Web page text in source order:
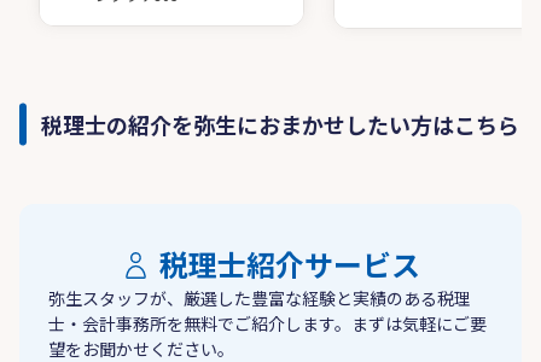
税理士の紹介を弥生におまかせしたい方はこちら
税理士紹介サービス
弥生スタッフが、厳選した豊富な経験と実績のある税理
士・会計事務所を無料でご紹介します。まずは気軽にご要
望をお聞かせください。